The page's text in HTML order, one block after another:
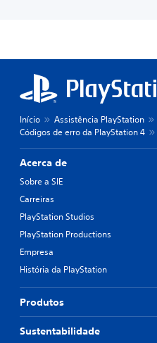
Início Assistência PlayStation
Códigos de erro da PlayStation 4
Acerca de
Sobre a SIE
Carreiras
PlayStation Studios
PlayStation Productions
Empresa
História da PlayStation
Produtos
Sustentabilidade